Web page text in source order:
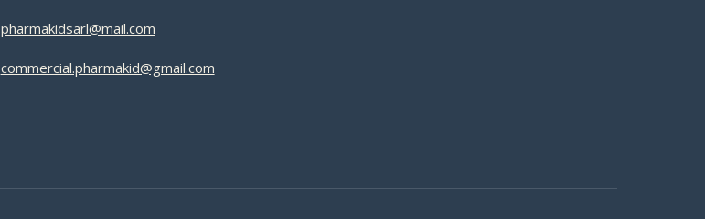
pharmakidsarl@mail.com
commercial.pharmakid@gmail.com